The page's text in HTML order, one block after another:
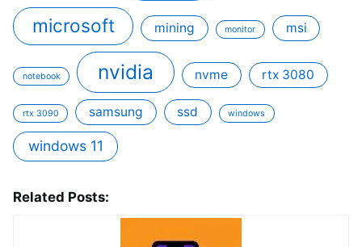
microsoft mining monitor msi
notebook nvidia nvme rtx 3080
rtx 3090 samsung ssd windows
windows 11
Related Posts: